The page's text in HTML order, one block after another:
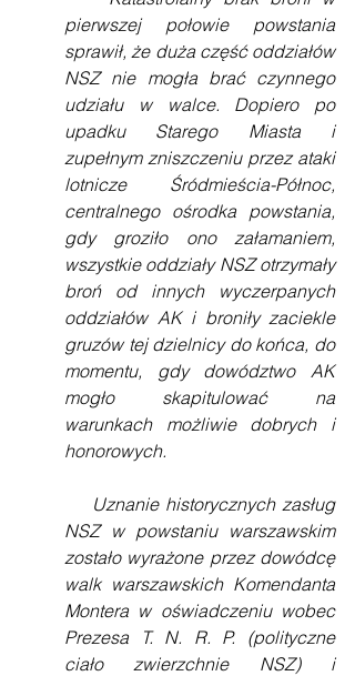
pierwszej połowie powstania
sprawił, że duża część oddziałów
NSZ nie mogła brać czynnego
udziału w walce. Dopiero po
upadku Starego Miasta i
zupełnym zniszczeniu przez ataki
lotnicze Śródmieścia-Północ,
centralnego ośrodka powstania,
gdy groziło ono załamaniem,
wszystkie oddziały NSZ otrzymały
broń od innych wyczerpanych
oddziałów AK i broniły zaciekle
gruzów tej dzielnicy do końca, do
momentu, gdy dowództwo AK
mogło skapitulować na
warunkach możliwie dobrych i
honorowych.
NSZ w powstaniu warszawskim
zostało wyrażone przez dowódcę
walk warszawskich Komendanta
Montera w oświadczeniu wobec
Prezesa T. N. R. P. (polityczne
ciało zwierzchnie NSZ) i